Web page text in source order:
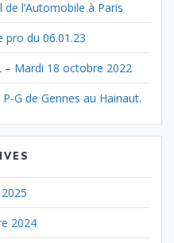
l’Automobile à Paris
pro du 06.01.23
– Mardi 18 octobre 2022
G de Gennes au Hainaut.
2024